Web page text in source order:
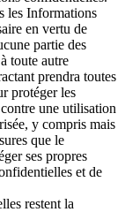
les Informations
en vertu de
partie des
toute autre
prendra toutes
protéger les
une utilisation
y compris mais
que le
ses propres
et de
restent la